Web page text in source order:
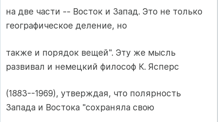
на две части -- Восток и Запад. Это не только
географическое деление, но
также и порядок вещей". Эту же мысль
развивал и немецкий философ К. Ясперс
(1883--1969), утверждая, что полярность
Запада и Востока "сохраняла свою